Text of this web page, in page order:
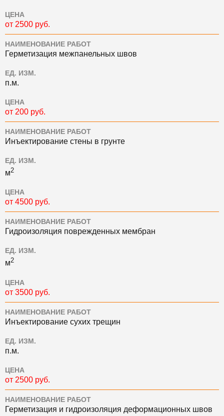
ЦЕНА
от 2500 руб.
НАИМЕНОВАНИЕ РАБОТ
Герметизация межпанельных швов
ЕД. ИЗМ.
п.м.
ЦЕНА
от 200 руб.
НАИМЕНОВАНИЕ РАБОТ
Инъектирование стены в грунте
ЕД. ИЗМ.
м2
ЦЕНА
от 4500 руб.
НАИМЕНОВАНИЕ РАБОТ
Гидроизоляция поврежденных мембран
ЕД. ИЗМ.
м2
ЦЕНА
от 3500 руб.
НАИМЕНОВАНИЕ РАБОТ
Инъектирование сухих трещин
ЕД. ИЗМ.
п.м.
ЦЕНА
от 2500 руб.
НАИМЕНОВАНИЕ РАБОТ
Герметизация и гидроизоляция деформационных швов